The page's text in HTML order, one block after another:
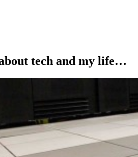
tech and my life…